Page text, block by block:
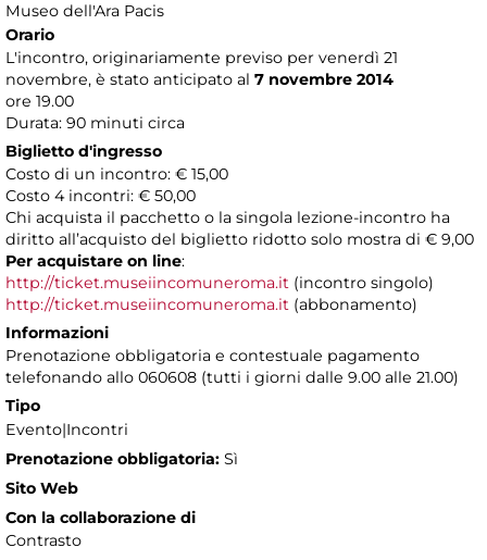
Museo dell'Ara Pacis
Orario
L'incontro, originariamente previso per venerdì 21
novembre, è stato anticipato al 7 novembre 2014
ore 19.00
Durata: 90 minuti circa
Biglietto d'ingresso
Costo di un incontro: € 15,00
Costo 4 incontri: € 50,00
Chi acquista il pacchetto o la singola lezione-incontro ha
diritto all’acquisto del biglietto ridotto solo mostra di € 9,00
Per acquistare on line:
http://ticket.museiincomuneroma.it (incontro singolo)
http://ticket.museiincomuneroma.it (abbonamento)
Informazioni
Prenotazione obbligatoria e contestuale pagamento
telefonando allo 060608 (tutti i giorni dalle 9.00 alle 21.00)
Tipo
Evento|Incontri
Prenotazione obbligatoria: Sì
Sito Web
Con la collaborazione di
Contrasto